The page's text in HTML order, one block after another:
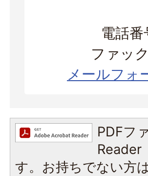
電話
ファッ
メールフォ
PDFフ
Reader
す。お持ちでない方